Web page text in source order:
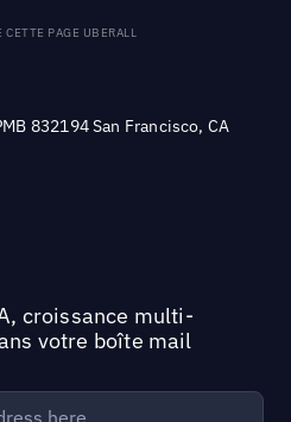
CETTE PAGE UBERALL
832194 San Francisco, CA
croissance multi-
votre boîte mail